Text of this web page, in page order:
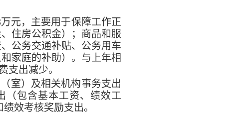
万元，主要用于保障工作正
住房公积金）；商品和服
公务交通补贴、公务用车
家庭的补助）。与上年相
支出减少。
室）及相关机构事务支出
（包含基本工资、绩效工
效考核奖励支出。